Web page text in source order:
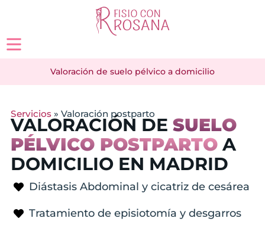
Valoración de suelo pélvico a domicilio
Servicios » Valoración postparto
VALORACIÓN DE SUELO
PÉLVICO POSTPARTO A
DOMICILIO EN MADRID
Diástasis Abdominal y cicatriz de cesárea
Tratamiento de episiotomía y desgarros